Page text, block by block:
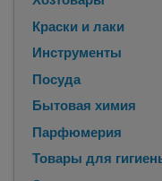
Краски и лаки
Инструменты
Посуда
Бытовая химия
Парфюмерия
Товары для